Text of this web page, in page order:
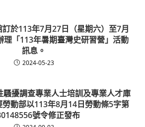
於113年7月27日（星期六）至7月
理「113年暑期臺灣史研習營」活動
訊息。
2024-05-23
騷擾調查專業人士培訓及專業人才庫
動部以113年8月14日勞動條5字第
號令修正發布